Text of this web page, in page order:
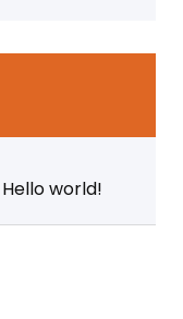
Hello world!